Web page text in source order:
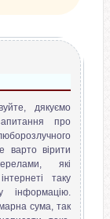
дякуємо
про
варто вірити
які
таку
інформацію.
сума, так